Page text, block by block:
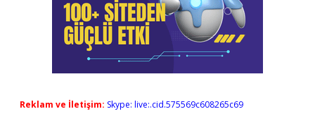
Reklam ve İletişim: Skype: live:.cid.575569c608265c69